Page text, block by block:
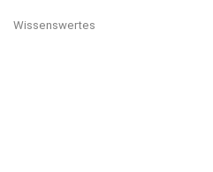
Wissenswertes